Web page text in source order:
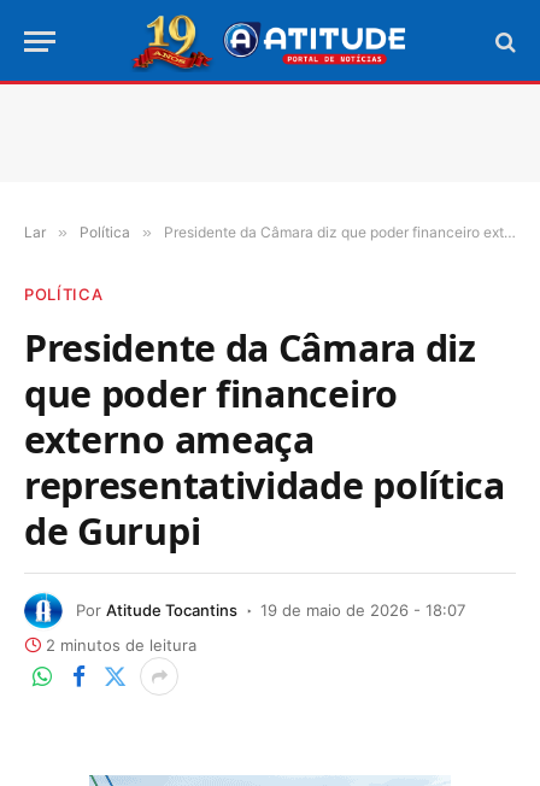
Lar » Política » Presidente da Câmara diz que poder financeiro externo ameaça representatividade política de Gurupi
POLÍTICA
Presidente da Câmara diz
que poder financeiro
externo ameaça
representatividade política
de Gurupi
Por Atitude Tocantins
19 de maio de 2026 - 18:07
2 minutos de leitura